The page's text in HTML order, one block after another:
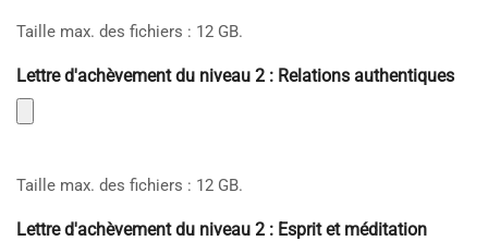
Taille max. des fichiers : 12 GB.
Lettre d'achèvement du niveau 2 : Relations authentiques
Taille max. des fichiers : 12 GB.
Lettre d'achèvement du niveau 2 : Esprit et méditation